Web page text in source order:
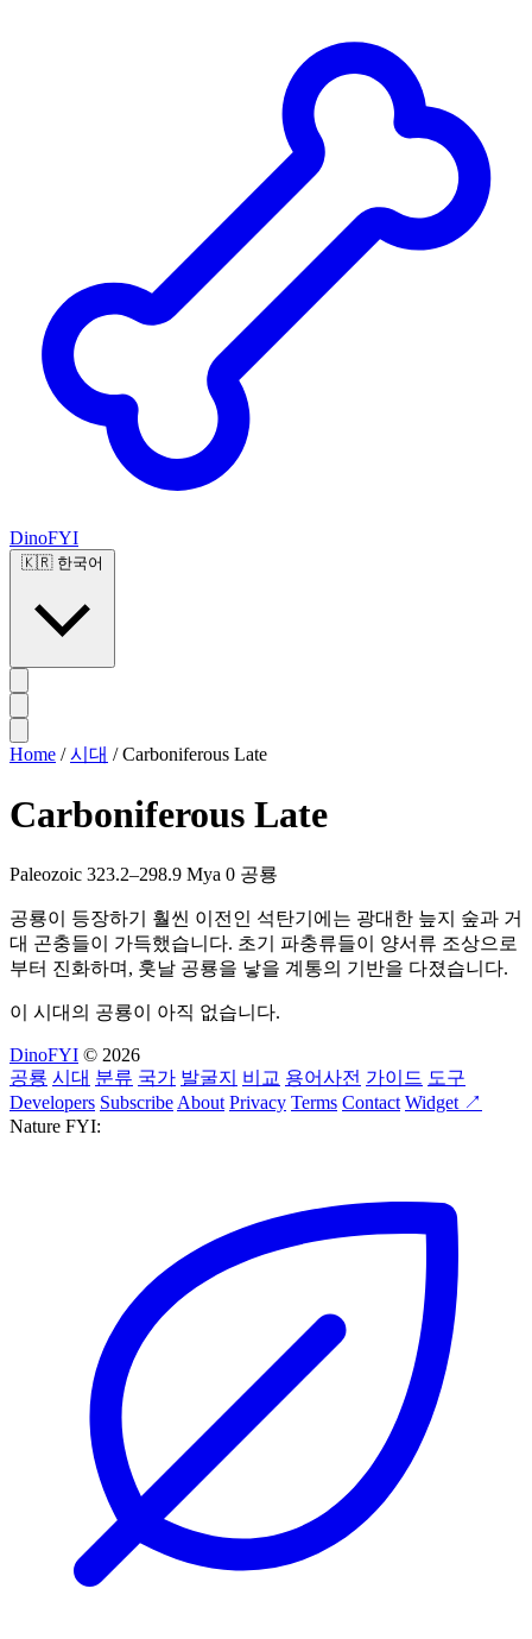
DinoFYI
🇰🇷 한국어
Home / 시대 / Carboniferous Late
Carboniferous Late
Paleozoic 323.2–298.9 Mya 0 공룡
공룡이 등장하기 훨씬 이전인 석탄기에는 광대한 늪지 숲과 거
대 곤충들이 가득했습니다. 초기 파충류들이 양서류 조상으로
부터 진화하며, 훗날 공룡을 낳을 계통의 기반을 다졌습니다.
이 시대의 공룡이 아직 없습니다.
DinoFYI © 2026
공룡 시대 분류 국가 발굴지 비교 용어사전 가이드 도구
Developers Subscribe About Privacy Terms Contact Widget ↗
Nature FYI: